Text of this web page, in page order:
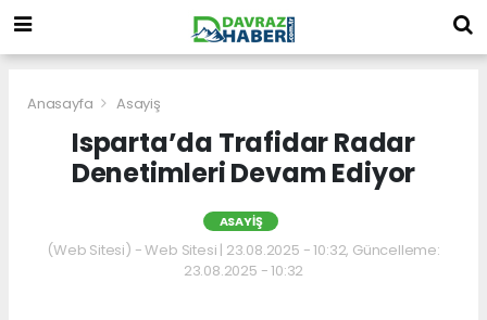
Anasayfa Asayiş
Isparta’da Trafidar Radar
Denetimleri Devam Ediyor
ASAYIŞ
(Web Sitesi) - Web Sitesi | 23.08.2025 - 10:32, Güncelleme:
23.08.2025 - 10:32